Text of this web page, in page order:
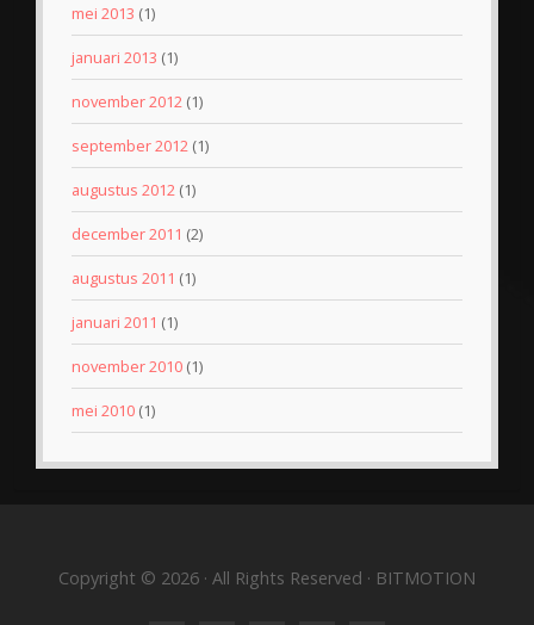
mei 2013 (1)
januari 2013 (1)
november 2012 (1)
september 2012 (1)
augustus 2012 (1)
december 2011 (2)
augustus 2011 (1)
januari 2011 (1)
november 2010 (1)
mei 2010 (1)
Copyright © 2026 · All Rights Reserved · BITMOTION